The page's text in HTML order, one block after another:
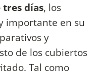
días, los
importante en su
y
de los cubiertos
Tal como